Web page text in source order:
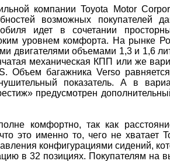
компании Toyota Motor
возможных покупателей
идет в сочетании
уровнем комфорта. На рынке
двигателями объемами 1,3 и 1,6
механическая КПП или же
Объем багажника Verso
показатель. А в
предусмотрен
комфортно, так как
это именно то, чего не хватает
конфигурациями сидений,
в 32 позициях. Покупателям на